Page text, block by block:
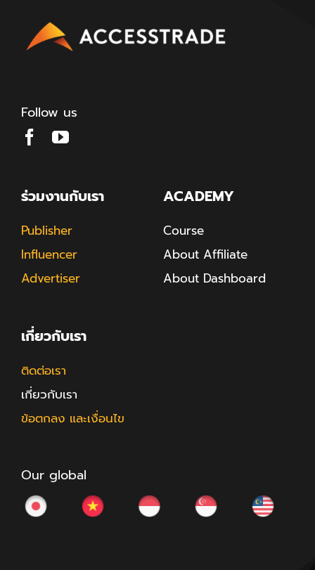
Follow us
ร่วมงานกับเรา
Publisher
Influencer
Advertiser
ACADEMY
Course
About Affiliate
About Dashboard
เกี่ยวกับเรา
ติดต่อเรา
เกี่ยวกับเรา
ข้อตกลง และเงื่อนไข
Our global